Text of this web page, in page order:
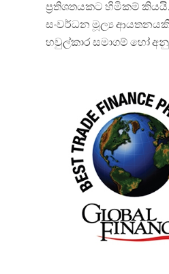
ප්‍රතිශතයකට හිමිකම් කියයි.
සංවර්ධන මූල්‍ය ආයතනයකි.
හවුල්කාර සමාගම් හෝ